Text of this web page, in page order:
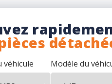
véhicule Modèle du